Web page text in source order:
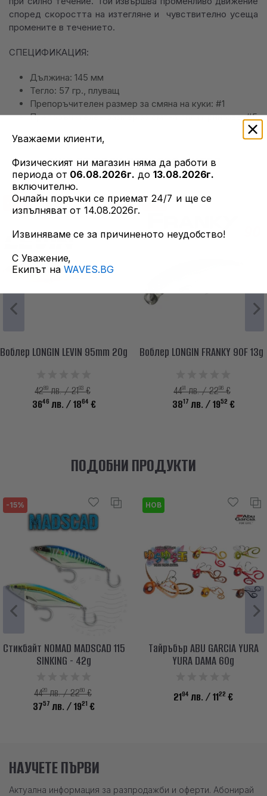
според скоростта на изтегляне и чувствително усеща
промените в течението.
СПЕЦИФИКАЦИЯ:
Дължина: 145 мм
Тегло: 57 гр., плуващ
Препоръчителен размер за смяна на куки: #1
Препоръчителен размер за смяна сплит рингове: #5
ОЩЕ ОТ ТОЗИ ПРОИЗВОДИТЕЛ
-15%
Воблер LONGIN LEVIN 95mm 20g
4289лв. / 2193€
3646 лв. / 1864 €
-15%
Воблер LONGIN FRANKY 90F 13g
4491лв. / 2296€
3817 лв. / 1952 €
ПОДОБНИ ПРОДУКТИ
-15%
Стикбайт NOMAD MADSCAD 115
SINKING - 42g
4420лв. / 2260€
3757 лв. / 1921 €
НОВ
Тайръбър ABU GARCIA YURA
YURA DAMA 60g
2194 лв. / 1122 €
НАУЧЕТЕ ПЪРВИ
Актуална информация за разпродажби и оферти. Абонирай
Уважаеми клиенти,
Физическият ни магазин няма да работи в
периода от 06.08.2026г. до 13.08.2026г.
включително.
Онлайн поръчки се приемат 24/7 и ще се
изпълняват от 14.08.2026г.
Извиняваме се за причиненото неудобство!
С Уважение,
Екипът на WAVES.BG